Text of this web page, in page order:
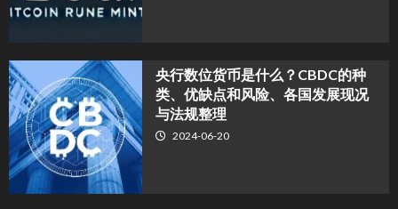
央行数位货币是什么？CBDC的种
类、优缺点和风险、各国发展现况
与法规整理
2024-06-20